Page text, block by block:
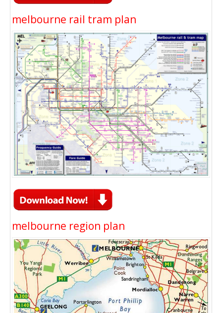
melbourne rail tram plan
melbourne region plan